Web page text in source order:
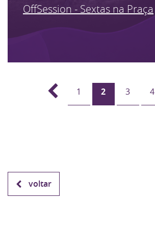
OffSession - Sextas na Praça
1 2 3 4
voltar